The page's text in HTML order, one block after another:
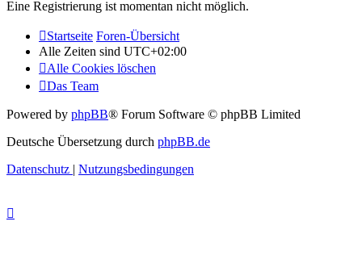
Eine Registrierung ist momentan nicht möglich.
Startseite Foren-Übersicht
Alle Zeiten sind UTC+02:00
Alle Cookies löschen
Das Team
Powered by phpBB® Forum Software © phpBB Limited
Deutsche Übersetzung durch phpBB.de
Datenschutz | Nutzungsbedingungen